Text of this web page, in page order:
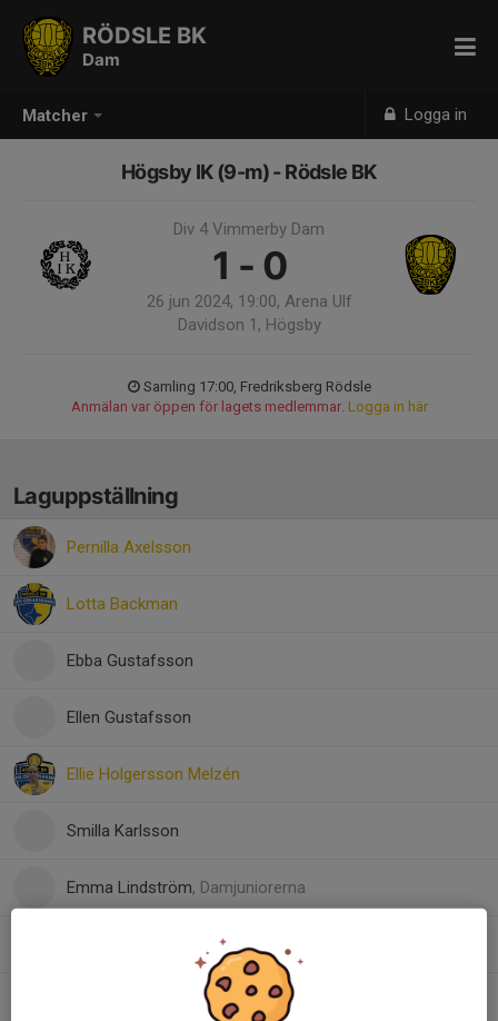
Matcher Logga in
RÖDSLE BK
Dam
Högsby IK (9-m) - Rödsle BK
Div 4 Vimmerby Dam
1 - 0
26 jun 2024, 19:00, Arena Ulf
Davidson 1, Högsby
Samling 17:00, Fredriksberg Rödsle
Anmälan var öppen för lagets medlemmar. Logga in här
Laguppställning
Pernilla Axelsson
Lotta Backman
Ebba Gustafsson
Ellen Gustafsson
Ellie Holgersson Melzén
Smilla Karlsson
Emma Lindström, Damjuniorerna